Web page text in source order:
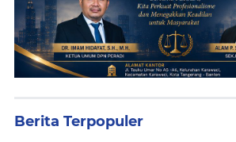
Berita Terpopuler